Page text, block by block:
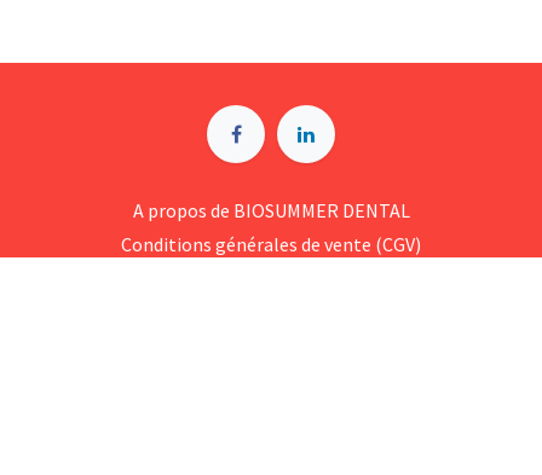
A p​ropos de BIOSUMMER DENTAL
Conditions générales d​e vente (CGV)